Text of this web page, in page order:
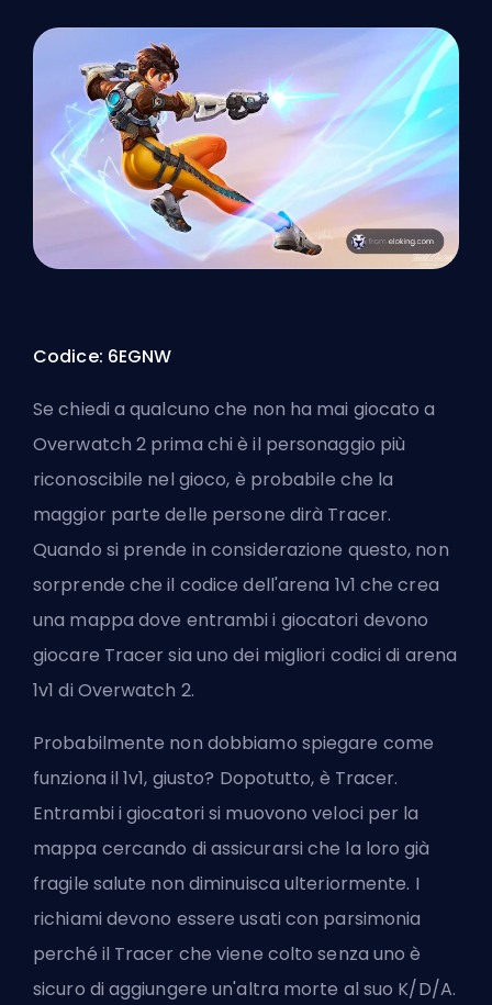
Codice: 6EGNW
Se chiedi a qualcuno che non ha mai giocato a
Overwatch 2 prima chi è il personaggio più
riconoscibile nel gioco, è probabile che la
maggior parte delle persone dirà Tracer.
Quando si prende in considerazione questo, non
sorprende che il codice dell'arena 1v1 che crea
una mappa dove entrambi i giocatori devono
giocare Tracer sia uno dei migliori codici di arena
1v1 di Overwatch 2.
Probabilmente non dobbiamo spiegare come
funziona il 1v1, giusto? Dopotutto, è Tracer.
Entrambi i giocatori si muovono veloci per la
mappa cercando di assicurarsi che la loro già
fragile salute non diminuisca ulteriormente. I
richiami devono essere usati con parsimonia
perché il Tracer che viene colto senza uno è
sicuro di aggiungere un'altra morte al suo K/D/A.